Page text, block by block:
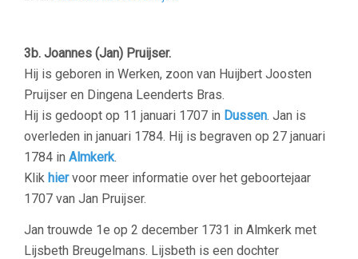
3b. Joannes (Jan) Pruijser.
Hij is geboren in Werken, zoon van Huijbert Joosten
Pruijser en Dingena Leenderts Bras.
Hij is gedoopt op 11 januari 1707 in Dussen. Jan is
overleden in januari 1784. Hij is begraven op 27 januari
1784 in Almkerk.
Klik hiervoor meer informatie over het geboortejaar
1707 van Jan Pruijser.
Jan trouwde 1e op 2 december 1731 in Almkerk met
Lijsbeth Breugelmans. Lijsbeth is een dochter